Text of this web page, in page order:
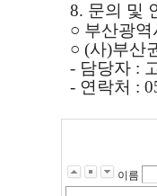
8. 문의 및
○ 부산광역
○ (사)부산
- 담당자 :
- 연락처 :
이름